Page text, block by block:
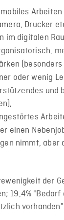
Drucker
im digitalen
oder wenig
und
einen
nimmt, aber